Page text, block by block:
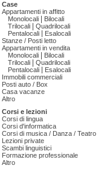
Case
Appartamenti in affitto
Monolocali
Bilocali
Trilocali
Quadrilocali
Pentalocali
Esalocali
Stanze / Posti letto
Appartamenti in vendita
Monolocali
Bilocali
Trilocali
Quadrilocali
Pentalocali
Esalocali
Immobili commerciali
Posti auto / Box
Casa vacanze
Altro
Corsi e lezioni
Corsi di lingua
Corsi d'informatica
Corsi di musica / Danza / Teatro
Lezioni private
Scambi linguistici
Formazione professionale
Altro